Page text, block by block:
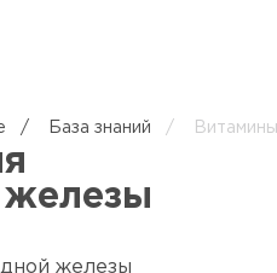
/ База знаний /